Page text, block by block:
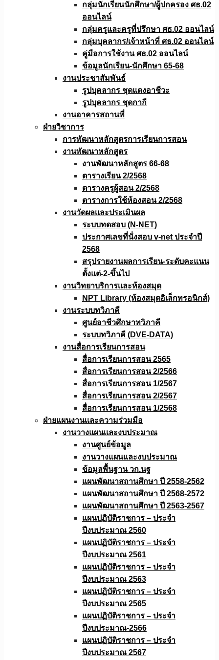
กลุ่มนักเรียนนักศึกษา/ผู้ปกครอง ศธ.02
ออนไลน์
กลุ่มครูและครูที่ปรึกษา ศธ.02 ออนไลน์
กลุ่มบุคลากร/เจ้าหน้าที่ ศธ.02 ออนไลน์
คู่มือการใช้งาน ศธ.02 ออนไลน์
ข้อมูลนักเรียน-นักศึกษา 65-68
งานประชาสัมพันธ์
รูปบุคลากร ชุดแดงอาชีวะ
รูปบุคลากร ชุดกากี
งานอาคารสถานที่
ฝ่ายวิชาการ
การพัฒนาหลักสูตรการเรียนการสอน
งานพัฒนาหลักสูตร
งานพัฒนาหลักสูตร 66-68
ตารางเรียน 2/2568
ตารางครูผู้สอน 2/2568
ตารางการใช้ห้องสอน 2/2568
งานวัดผลเเละประเมินผล
ระบบทดสอบ (N-NET)
ประกาศเลขที่นั่งสอบ v-net ประจำปี
2568
สรุปรายงานผลการเรียน-ระดับคะแนน
ตั้งแต่-2-ขึ้นไป
งานวิทยาบริการเเละห้องสมุด
NPT Library (ห้องสมุดอิเล็กทรอนิกส์)
งานระบบทวิภาคี
ศูนย์อาชีวศึกษาทวิภาคี
ระบบทวิภาคี (DVE-DATA)
งานสื่อการเรียนการสอน
สื่อการเรียนการสอน 2565
สื่อการเรียนการสอน 2/2566
สื่อการเรียนการสอน 1/2567
สื่อการเรียนการสอน 2/2567
สื่อการเรียนการสอน 1/2568
ฝ่ายแผนงานเเละความร่วมมือ
งานวางแผนเเละงบประมาณ
งานศูนย์ข้อมูล
งานวางแผนและงบประมาณ
ข้อมูลพื้นฐาน วก.นฐ
แผนพัฒนาสถานศึกษา ปี 2558-2562
แผนพัฒนาสถานศึกษา ปี 2568-2572
แผนพัฒนาสถานศึกษา ปี 2563-2567
แผนปฏิบัติราชการ – ประจำ
ปีงบประมาณ 2560
แผนปฏิบัติราชการ – ประจำ
ปีงบประมาณ 2561
แผนปฏิบัติราชการ – ประจำ
ปีงบประมาณ 2563
แผนปฏิบัติราชการ – ประจำ
ปีงบประมาณ 2565
แผนปฏิบัติราชการ – ประจำ
ปีงบประมาณ-2566
แผนปฏิบัติราชการ – ประจำ
ปีงบประมาณ 2567